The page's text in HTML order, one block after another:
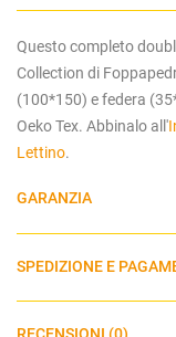
Questo completo
Collection di
(100*150) e federa
Oeko Tex. Abbinalo all'
Lettino.
GARANZIA
SPEDIZIONE E